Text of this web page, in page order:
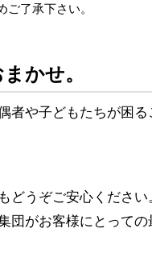
了承下さい。
かせ。
者や子どもたちが困
うぞご安心ください
団がお客様にとっての